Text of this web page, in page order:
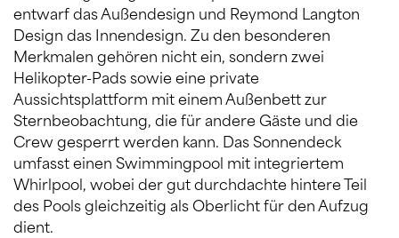
entwarf das Außendesign und Reymond Langton
Design das Innendesign. Zu den besonderen
Merkmalen gehören nicht ein, sondern zwei
Helikopter-Pads sowie eine private
Aussichtsplattform mit einem Außenbett zur
Sternbeobachtung, die für andere Gäste und die
Crew gesperrt werden kann. Das Sonnendeck
umfasst einen Swimmingpool mit integriertem
Whirlpool, wobei der gut durchdachte hintere Teil
des Pools gleichzeitig als Oberlicht für den Aufzug
dient.